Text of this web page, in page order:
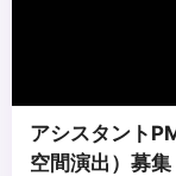
アシスタント
空間演出）募